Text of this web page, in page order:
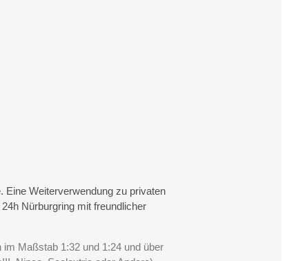
Eine Weiterverwendung zu privaten
Nürburgring mit freundlicher
Maßstab 1:32 und 1:24 und über